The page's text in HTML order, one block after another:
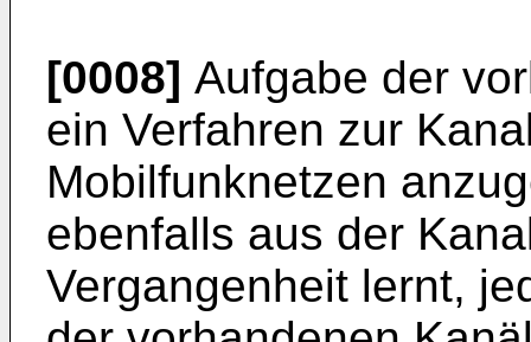
[0008] Aufgabe der
ein Verfahren zur
Mobilfunknetzen
ebenfalls aus der
Vergangenheit lernt,